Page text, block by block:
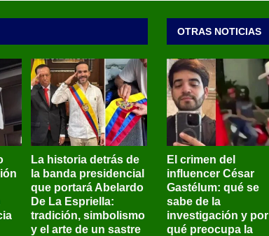
La historia detrás de
la banda presidencial
que portará Abelardo
De La Espriella:
tradición, simbolismo
y el arte de un sastre
OTRAS NOTICIAS
El crimen del
influencer César
Gastélum: qué se
sabe de la
investigación y por
qué preocupa la